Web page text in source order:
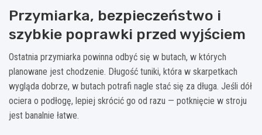
Przymiarka, bezpieczeństwo i
szybkie poprawki przed wyjściem
Ostatnia przymiarka powinna odbyć się w butach, w których
planowane jest chodzenie. Długość tuniki, która w skarpetkach
wygląda dobrze, w butach potrafi nagle stać się za długa. Jeśli dół
ociera o podłogę, lepiej skrócić go od razu — potknięcie w stroju
jest banalnie łatwe.